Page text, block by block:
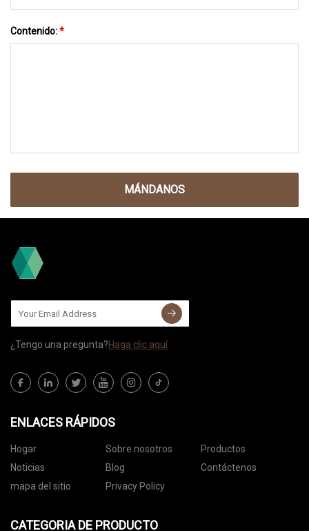
Contenido:*
MÁNDANOS
¿Tengo una pregunta?Haga clic aquí
ENLACES RÁPIDOS
Hogar Sobre nosotros
Productos
Noticias
Blog
Contáctenos
mapa del sitio
Privacy Policy
CATEGORIA DE PRODUCTO